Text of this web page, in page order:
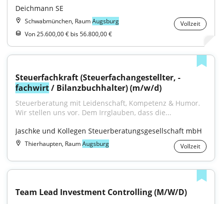
Deichmann SE
Schwabmünchen, RaumAugsburg
Vollzeit
Von 25.600,00 € bis 56.800,00 €
Steuerfachkraft (Steuerfachangestellter, -
fachwirt / Bilanzbuchhalter) (m/w/d)
Steuerberatung mit Leidenschaft, Kompetenz & Humor.
Wir stellen uns vor. Dem Irrglauben, dass die...
Jaschke und Kollegen Steuerberatungsgesellschaft mbH
Thierhaupten, RaumAugsburg Vollzeit
Team Lead Investment Controlling (M/W/D)